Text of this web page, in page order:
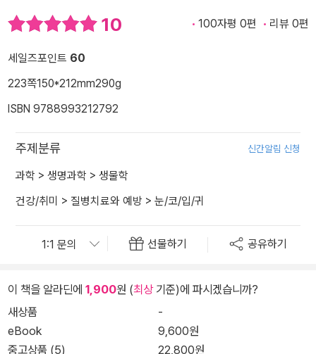
10 100자평 0편 리뷰 0편
세일즈포인트 60
223쪽150*212mm290g
ISBN 9788993212792
주제분류 신간알림 신청
과학 > 생명과학 > 생물학
건강/취미 > 질병치료와 예방 > 눈/코/입/귀
선물하기 공유하기
이 책을 알라딘에 1,900원 (최상기준)에 파시겠습니까?
새상품
-
eBook
9,600원
중고상품 (5)
22,800원